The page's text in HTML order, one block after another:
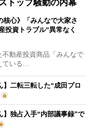
トップ騒動の内幕
核心》「みんなで大家さ
投資トラブル“異常なく
動産投資商品「みんなで
ている…
】二転三転した“成田プロ
】独占入手“内部議事録”で